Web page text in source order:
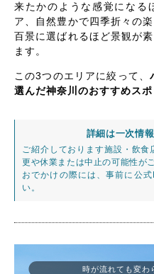
来たかのような感覚になる
ア、自然豊かで四季折々の
百景に選ばれるほど景観が
ます。
この3つのエリアに絞って、
選んだ神奈川のおすすめス
詳細は一次情
ご紹介しております施設・飲
更や休業または中止の可能性が
おでかけの際には、事前に公
い。
時が流れても変わ